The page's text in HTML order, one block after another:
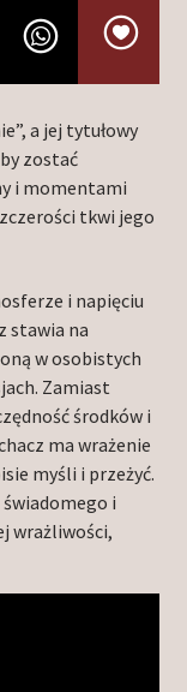
a jej tytułowy
zostać
i momentami
tkwi jego
i napięciu
stawia na
w osobistych
Zamiast
środków i
ma wrażenie
myśli i przeżyć.
i
wrażliwości,